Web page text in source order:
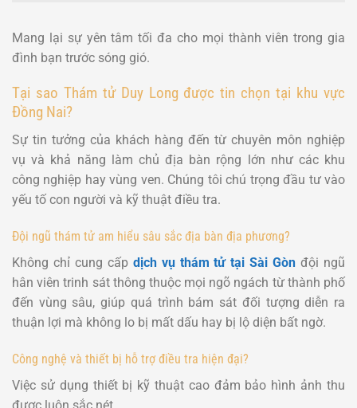
Mang lại sự yên tâm tối đa cho mọi thành viên trong gia
đình bạn trước sóng gió.
Tại sao Thám tử Duy Long được tin chọn tại khu vực
Đồng Nai?
Sự tin tưởng của khách hàng đến từ chuyên môn nghiệp
vụ và khả năng làm chủ địa bàn rộng lớn như các khu
công nghiệp hay vùng ven. Chúng tôi chú trọng đầu tư vào
yếu tố con người và kỹ thuật điều tra.
Đội ngũ thám tử am hiểu sâu sắc địa bàn địa phương?
Không chỉ cung cấp dịch vụ thám tử tại Sài Gòn đội ngũ
hân viên trinh sát thông thuộc mọi ngõ ngách từ thành phố
đến vùng sâu, giúp quá trình bám sát đối tượng diễn ra
thuận lợi mà không lo bị mất dấu hay bị lộ diện bất ngờ.
Công nghệ và thiết bị hỗ trợ điều tra hiện đại?
Việc sử dụng thiết bị kỹ thuật cao đảm bảo hình ảnh thu
được luôn sắc nét.